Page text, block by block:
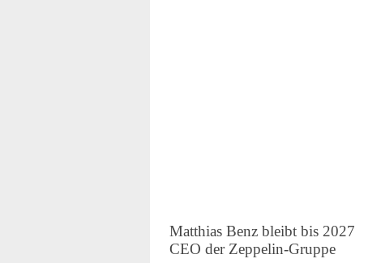
Matthias Benz bleibt bis 2027
CEO der Zeppelin-Gruppe